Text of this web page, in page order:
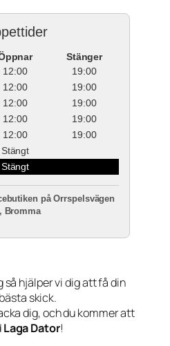
Stänger
12:00
19:00
12:00
19:00
12:00
19:00
12:00
19:00
12:00
19:00
Stängt
Stängt
på Orrspelsvägen
Bromma
så hjälper vi dig att få din
skick.
dig, och du kommer att
Laga Dator!